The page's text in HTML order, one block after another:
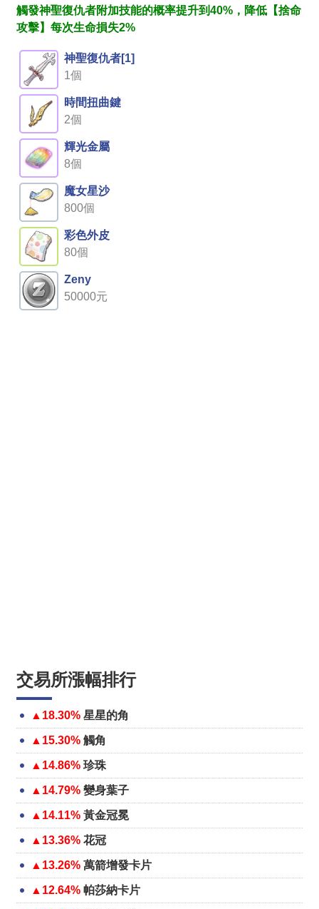
觸發神聖復仇者附加技能的概率提升到40%，降低【捨命
攻擊】每次生命損失2%
神聖復仇者[1]
1個
時間扭曲鍵
2個
輝光金屬
8個
魔女星沙
800個
彩色外皮
80個
Zeny
50000元
交易所漲幅排行
▲18.30% 星星的角
▲15.30% 觸角
▲14.86% 珍珠
▲14.79% 變身葉子
▲14.11% 黃金冠冕
▲13.36% 花冠
▲13.26% 萬箭增發卡片
▲12.64% 帕莎納卡片